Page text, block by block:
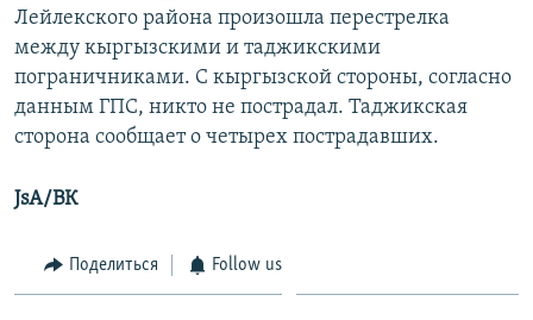
Лейлекского района произошла перестрелка
между кыргызскими и таджикскими
пограничниками. С кыргызской стороны, согласно
данным ГПС, никто не пострадал. Таджикская
сторона сообщает о четырех пострадавших.
JsA/ВК
Поделиться Follow us